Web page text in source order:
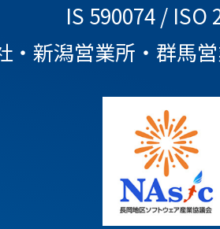
IS 590074 / ISO
・新潟営業所・群馬